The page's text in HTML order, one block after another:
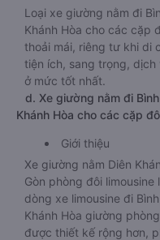
Loại xe giường nằm đi
Khánh Hòa cho các cặp
thoải mái, riêng tư khi di
tiện ích, sang trọng,
ở mức tốt nhất.
d. Xe giường nằm đi
Khánh Hòa cho các cặp
Giới thiệu
Xe giường nằm Diên
Gòn phòng đôi
dòng xe limousine đi
Khánh Hòa giường
được thiết kế rộng hơn,